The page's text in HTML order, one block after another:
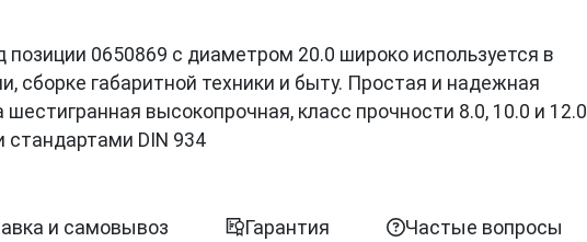
0650869 с диаметром 20.0 широко используется в
сборке габаритной техники и быту. Простая и надежная
высокопрочная, класс прочности 8.0, 10.0 и 12.0
стандартами DIN 934
и самовывоз Гарантия Частые вопросы